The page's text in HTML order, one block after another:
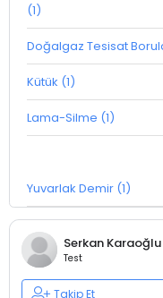
(1)
Doğalgaz Tesisat
Kütük (1)
Lama-Silme (1)
Yuvarlak Demir (1)
Serkan Karaoğlu
Test
Takip Et